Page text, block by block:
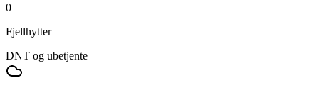
0
Fjellhytter
DNT og ubetjente